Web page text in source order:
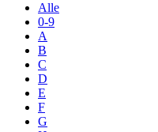
Alle
0-9
A
B
C
D
E
F
G